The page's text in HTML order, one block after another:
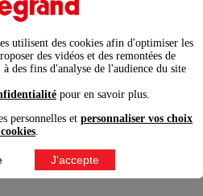
d’étanchéité repensés : joint entre
intérieure du poussoir non
la platine et le cadre
de faciliter le cablâge des fils
clipsé ou déclipsé. En
arrière compense les déformations
Produit livré non clipsé pour
utilisent des cookies afin d'optimiser les
des vidéos et des remontées de
des fins d'analyse de l'audience du site
pour en savoir plus.
personnelles et personnaliser vos choix
.
J'accepte